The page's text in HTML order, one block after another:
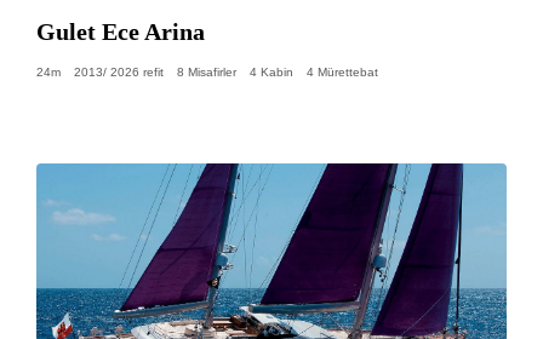
Gulet Ece Arina
24m 2013/ 2026 refit 8 Misafirler 4 Kabin 4 Mürettebat